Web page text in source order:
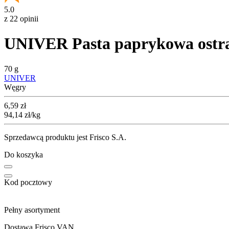
5.0
z 22 opinii
UNIVER Pasta paprykowa
70 g
UNIVER
Węgry
Cena
6,59 zł
94,14 zł/kg
Sprzedawcą produktu jest Frisco S.A.
Do koszyka
Kod pocztowy
Pełny asortyment
Dostawa Frisco VAN